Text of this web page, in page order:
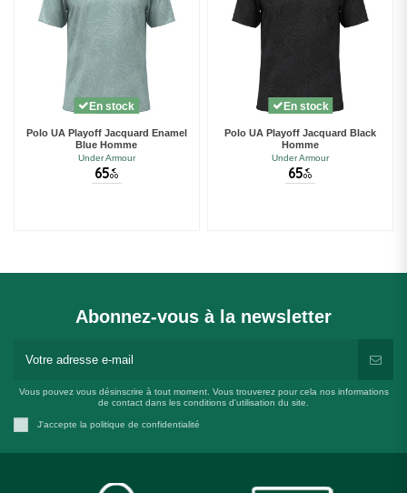
En stock
Polo UA Playoff Jacquard Enamel
Blue Homme
Under Armour
65 €
00
En stock
Polo UA Playoff Jacquard Black
Homme
Under Armour
65 €
00
Abonnez-vous à la newsletter
Vous pouvez vous désinscrire à tout moment. Vous trouverez pour cela nos informations
de contact dans les conditions d'utilisation du site.
J'accepte la politique de confidentialité